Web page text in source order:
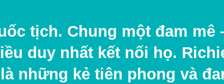
tịch. Chung một đam mê
duy nhất kết nối họ.
những kẻ tiên phong và